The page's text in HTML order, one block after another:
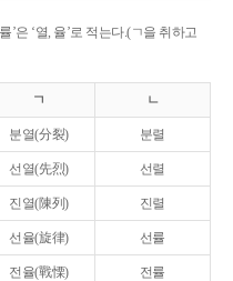
’은 ‘열, 율’로 적는다.(ㄱ을 취하고
ㄱ ㄴ
분열(分裂) 분렬
선열(先烈) 선렬
진열(陳列) 진렬
선율(旋律) 선률
전율(戰慄) 전률